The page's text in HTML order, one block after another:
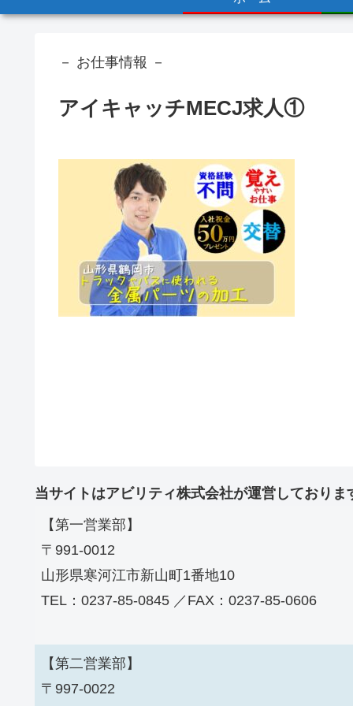
－ お仕事情報 －
アイキャッチMECJ求人①
当サイトはアビリティ株式会社が運営しておりま
【第一営業部】
〒991-0012
山形県寒河江市新山町1番地10
TEL：0237-85-0845 ／FAX：0237-85-0606
【第二営業部】
〒997-0022